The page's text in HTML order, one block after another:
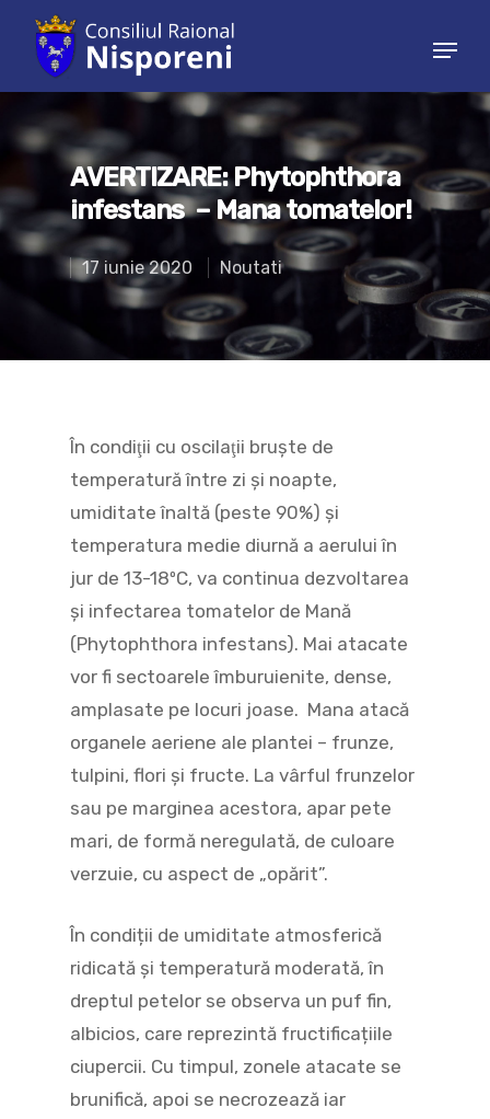
Hit enter to search or ESC to close
AVERTIZARE: Phytophthora
infestans – Mana tomatelor!
17 iunie 2020 Noutati
În condiţii cu oscilaţii bruşte de
temperatură între zi şi noapte,
umiditate înaltă (peste 90%) şi
temperatura medie diurnă a aerului în
jur de 13-18ºC, va continua dezvoltarea
şi infectarea tomatelor de Mană
(Phytophthora infestans). Mai atacate
vor fi sectoarele îmburuienite, dense,
amplasate pe locuri joase. Mana atacă
organele aeriene ale plantei – frunze,
tulpini, flori și fructe. La vârful frunzelor
sau pe marginea acestora, apar pete
mari, de formă neregulată, de culoare
verzuie, cu aspect de „opărit”.
În condiții de umiditate atmosferică
ridicată și temperatură moderată, în
dreptul petelor se observa un puf fin,
albicios, care reprezintă fructificațiile
ciupercii. Cu timpul, zonele atacate se
brunifică, apoi se necrozează iar